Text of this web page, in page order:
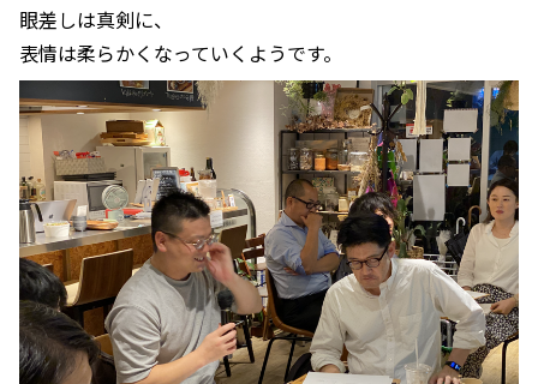
眼差しは真剣に、
表情は柔らかくなっていくようです。